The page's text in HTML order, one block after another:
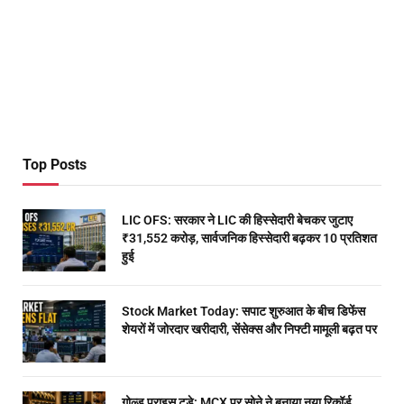
Top Posts
LIC OFS: सरकार ने LIC की हिस्सेदारी बेचकर जुटाए
₹31,552 करोड़, सार्वजनिक हिस्सेदारी बढ़कर 10 प्रतिशत
हुई
Stock Market Today: सपाट शुरुआत के बीच डिफेंस
शेयरों में जोरदार खरीदारी, सेंसेक्स और निफ्टी मामूली बढ़त पर